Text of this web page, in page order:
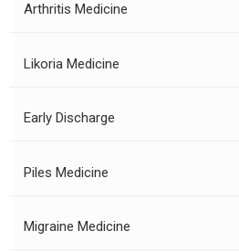
Arthritis Medicine
Likoria Medicine
Early Discharge
Piles Medicine
Migraine Medicine